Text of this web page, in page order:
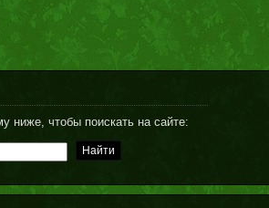
ниже, чтобы поискать на сайте: